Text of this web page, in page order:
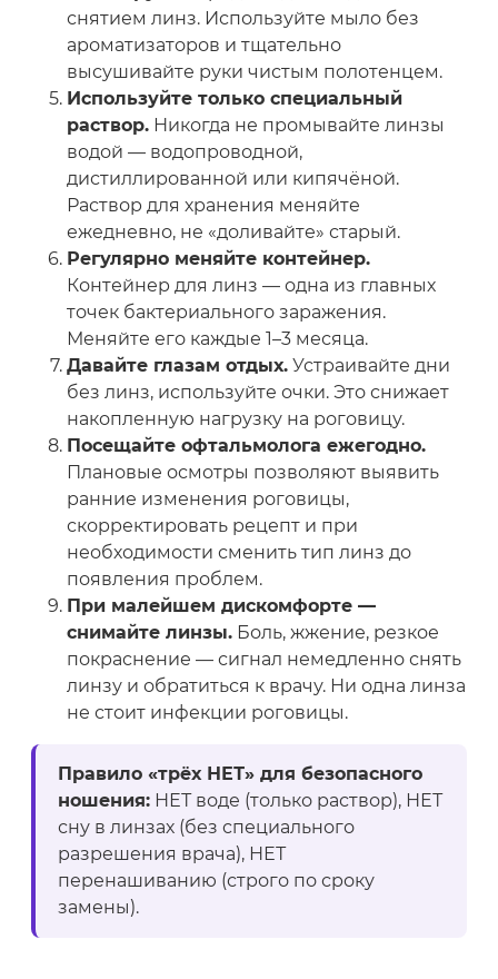
снятием линз. Используйте мыло без
ароматизаторов и тщательно
высушивайте руки чистым полотенцем.
Используйте только специальный
раствор. Никогда не промывайте линзы
водой — водопроводной,
дистиллированной или кипячёной.
Раствор для хранения меняйте
ежедневно, не «доливайте» старый.
Регулярно меняйте контейнер.
Контейнер для линз — одна из главных
точек бактериального заражения.
Меняйте его каждые 1–3 месяца.
Давайте глазам отдых. Устраивайте дни
без линз, используйте очки. Это снижает
накопленную нагрузку на роговицу.
Посещайте офтальмолога ежегодно.
Плановые осмотры позволяют выявить
ранние изменения роговицы,
скорректировать рецепт и при
необходимости сменить тип линз до
появления проблем.
При малейшем дискомфорте —
снимайте линзы. Боль, жжение, резкое
покраснение — сигнал немедленно снять
линзу и обратиться к врачу. Ни одна линза
не стоит инфекции роговицы.
Правило «трёх НЕТ» для безопасного
ношения: НЕТ воде (только раствор), НЕТ
сну в линзах (без специального
разрешения врача), НЕТ
перенашиванию (строго по сроку
замены).